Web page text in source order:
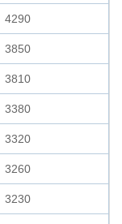
4290
3850
3810
3380
3320
3260
3230